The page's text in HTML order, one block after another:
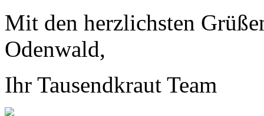
Mit den herzlichsten
Odenwald,
Ihr Tausendkraut Team